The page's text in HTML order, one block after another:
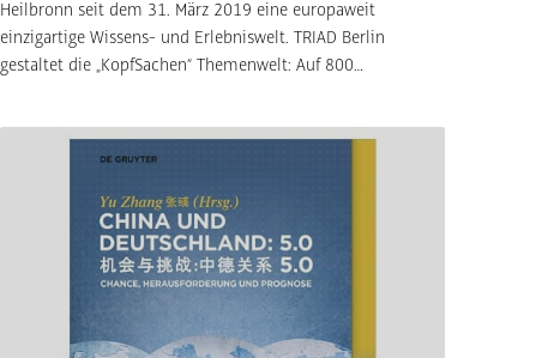
Heilbronn seit dem 31. März 2019 eine europaweit
einzigartige Wissens- und Erlebniswelt. TRIAD Berlin
gestaltet die „KopfSachen“ Themenwelt: Auf 800
sich mit motorischen Fähigkeiten auseinander und
begreifen Steuerungsprozesse des Gehirns. Auch bei
mehrmaligen Besuchen lassen die von TRIAD entwickelten
Experimentierstationen immer wieder Neues entdecken. Als
eine von vier „Entdeckerwelten“ befinden sich die
„KopfSachen“ in der 2. Etage des ikonischen Neubaus der